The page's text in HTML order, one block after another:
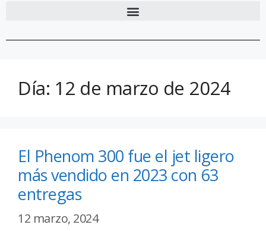
Día: 12 de marzo de 2024
El Phenom 300 fue el jet ligero
más vendido en 2023 con 63
entregas
12 marzo, 2024